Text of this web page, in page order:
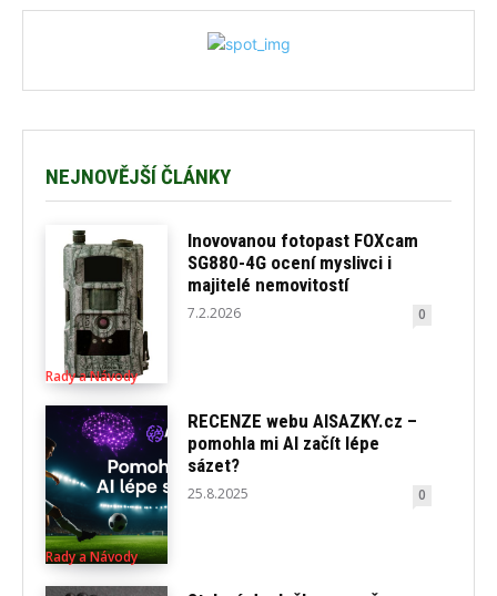
NEJNOVĚJŠÍ ČLÁNKY
Rady a Návody
Inovovanou fotopast FOXcam
SG880-4G ocení myslivci i
majitelé nemovitostí
7.2.2026 0
Rady a Návody
RECENZE webu AISAZKY.cz –
pomohla mi AI začít lépe
sázet?
25.8.2025 0